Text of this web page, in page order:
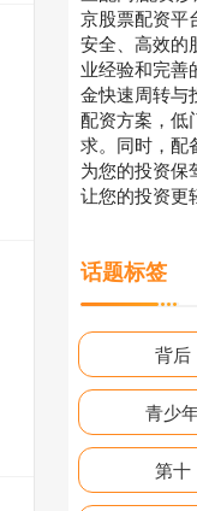
京股票配资平
安全、高效的
业经验和完善
金快速周转与
配资方案，低
求。同时，配
为您的投资保
让您的投资更
话题标签
背后
青少
第十